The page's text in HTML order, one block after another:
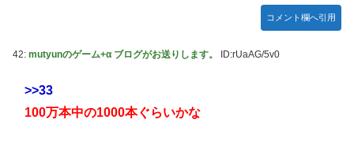
コメント欄へ引用
42: mutyunのゲーム+α ブログがお送りします。 ID:rUaAG/5v0
>>33
100万本中の1000本ぐらいかな